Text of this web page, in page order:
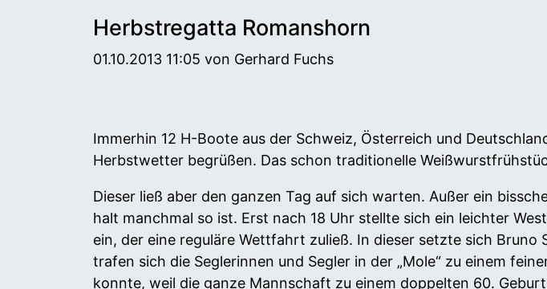
Herbstregatta Romanshorn
01.10.2013 11:05 von Gerhard Fuchs
Immerhin 12 H-Boote aus der Schweiz, Österreich und
Herbstwetter begrüßen. Das schon traditionelle
Dieser ließ aber den ganzen Tag auf sich warten. Außer ein
halt manchmal so ist. Erst nach 18 Uhr stellte sich ein leichter
ein, der eine reguläre Wettfahrt zuließ. In dieser setzte sich
trafen sich die Seglerinnen und Segler in der „Mole“ zu einem
konnte, weil die ganze Mannschaft zu einem doppelten 60.